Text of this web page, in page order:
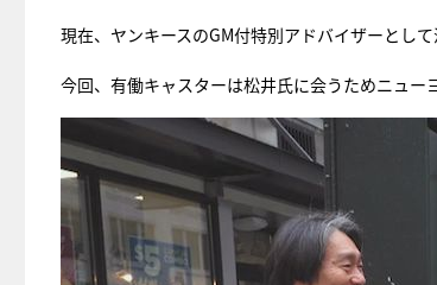
現在、ヤンキースのGM付特別アドバイザーとして
今回、有働キャスターは松井氏に会うためニュー